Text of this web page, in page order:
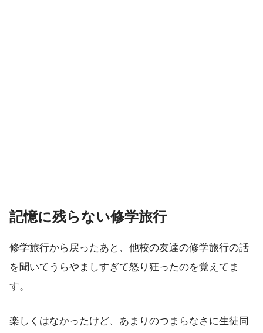
記憶に残らない修学旅行
修学旅行から戻ったあと、他校の友達の修学旅行の話
を聞いてうらやましすぎて怒り狂ったのを覚えてま
す。
楽しくはなかったけど、あまりのつまらなさに生徒同